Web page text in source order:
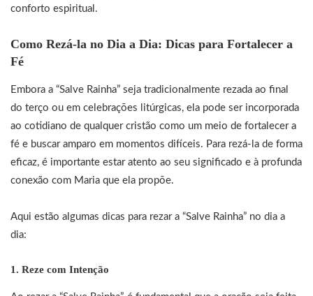
conforto espiritual.
Como Rezá-la no Dia a Dia: Dicas para Fortalecer a
Fé
Embora a “Salve Rainha” seja tradicionalmente rezada ao final
do terço ou em celebrações litúrgicas, ela pode ser incorporada
ao cotidiano de qualquer cristão como um meio de fortalecer a
fé e buscar amparo em momentos difíceis. Para rezá-la de forma
eficaz, é importante estar atento ao seu significado e à profunda
conexão com Maria que ela propõe.
Aqui estão algumas dicas para rezar a “Salve Rainha” no dia a
dia:
1. Reze com Intenção